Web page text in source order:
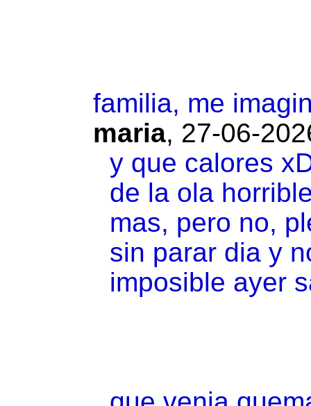
familia, me
maria, 27-06-
y que calores
de la ola
mas, pero no,
sin parar dia y
imposible ayer